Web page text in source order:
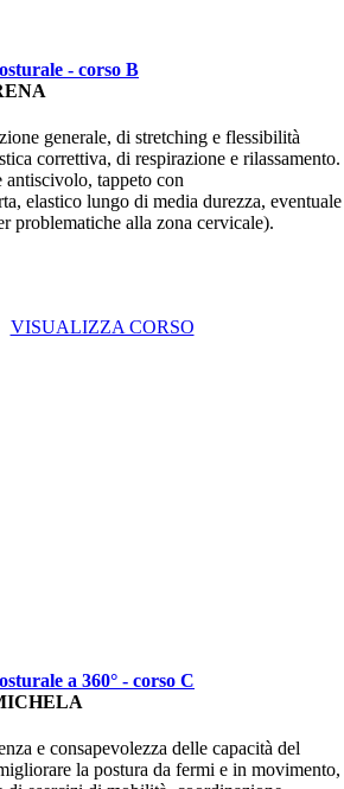
- corso B
generale, di stretching e flessibilità
correttiva, di respirazione e rilassamento.
antiscivolo, tappeto con
elastico lungo di media durezza, eventuale
problematiche alla zona cervicale).
VISUALIZZA CORSO
a 360° - corso C
e consapevolezza delle capacità del
la postura da fermi e in movimento,